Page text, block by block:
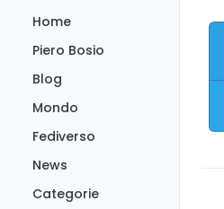
Home
Piero Bosio
Blog
Mondo
Fediverso
News
Categorie